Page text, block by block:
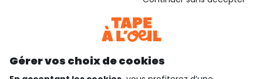
Consulter les CGU
Gérer vos choix de cookies